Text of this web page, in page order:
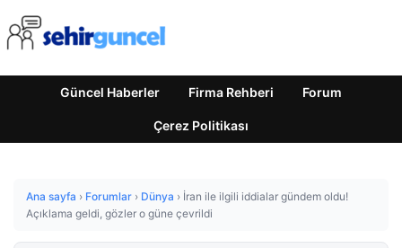
Güncel Haberler Firma Rehberi Forum
Çerez Politikası
Ana sayfa › Forumlar › Dünya › İran ile ilgili iddialar gündem oldu!
Açıklama geldi, gözler o güne çevrildi